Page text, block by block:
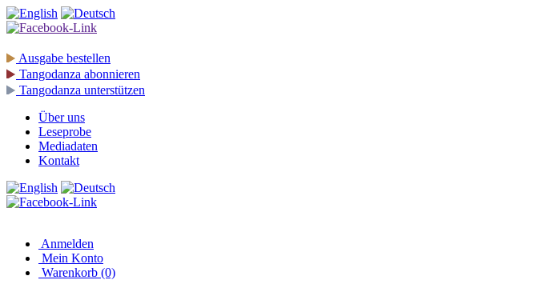
Ausgabe bestellen
Tangodanza abonnieren
Tangodanza unterstützen
Über uns
Leseprobe
Mediadaten
Kontakt
Anmelden
Mein Konto
Warenkorb (0)